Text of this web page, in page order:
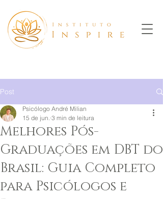
Post
Melhores Pós-
Graduações em DBT do
Brasil: Guia Completo
para Psicólogos e
Psicólogo André Milian
15 de jun. 3 min de leitura